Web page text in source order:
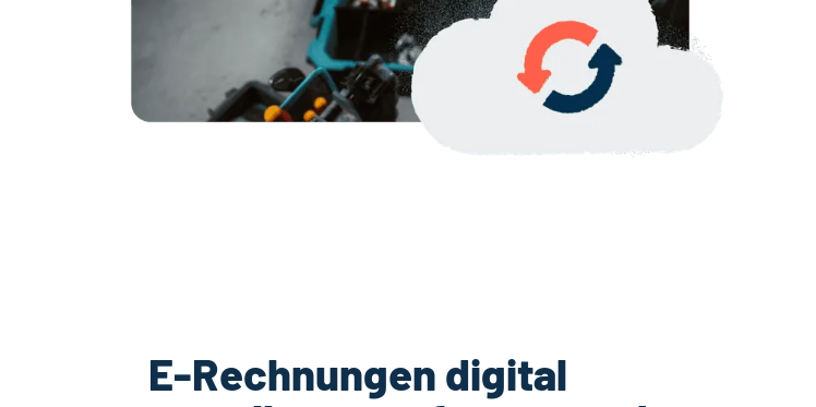
E-Rechnungen digital